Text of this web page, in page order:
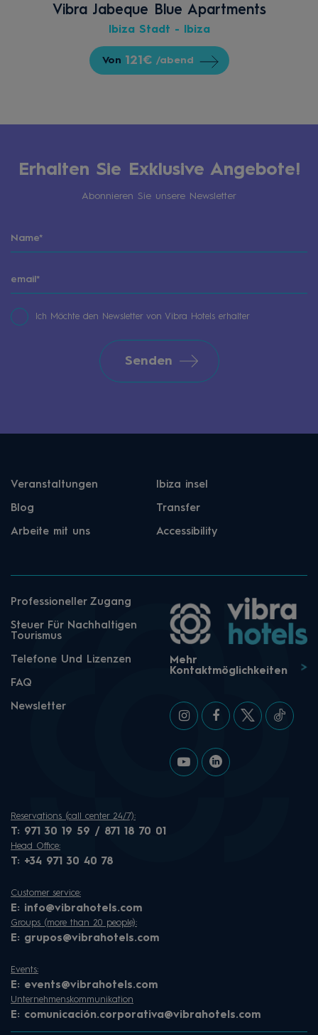
Vibra Jabeque Blue Apartments
Ibiza Stadt - Ibiza
Von 121€ /abend
Erhalten Sie Exklusive Angebote!
Abonnieren Sie unsere Newsletter
Ich Möchte den Newsletter von Vibra Hotels erhalter
Senden
Veranstaltungen Ibiza insel
Blog Transfer
Arbeite mit uns Accessibility
Professioneller Zugang
Steuer Für Nachhaltigen
Tourismus
Telefone Und Lizenzen
FAQ
Newsletter
Mehr
Kontaktmöglichkeiten
Reservations (call center 24/7):
T: 971 30 19 59 / 871 18 70 01
Head Office:
T: +34 971 30 40 78
Customer service:
E: info@vibrahotels.com
Groups (more than 20 people):
E: grupos@vibrahotels.com
Events:
E: events@vibrahotels.com
Unternehmenskommunikation
E: comunicación.corporativa@vibrahotels.com